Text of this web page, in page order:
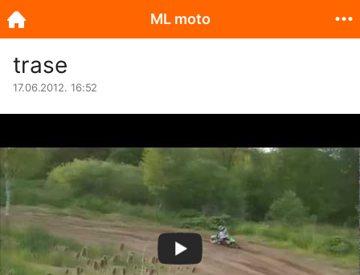
trase
17.06.2012. 16:52
ML moto